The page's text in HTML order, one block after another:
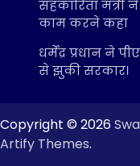
सहकारिता
काम करने कहा
धर्मेंद्र प्रधान ने
से झुकी सरकार।
Copyright © 2026
Artify Themes.